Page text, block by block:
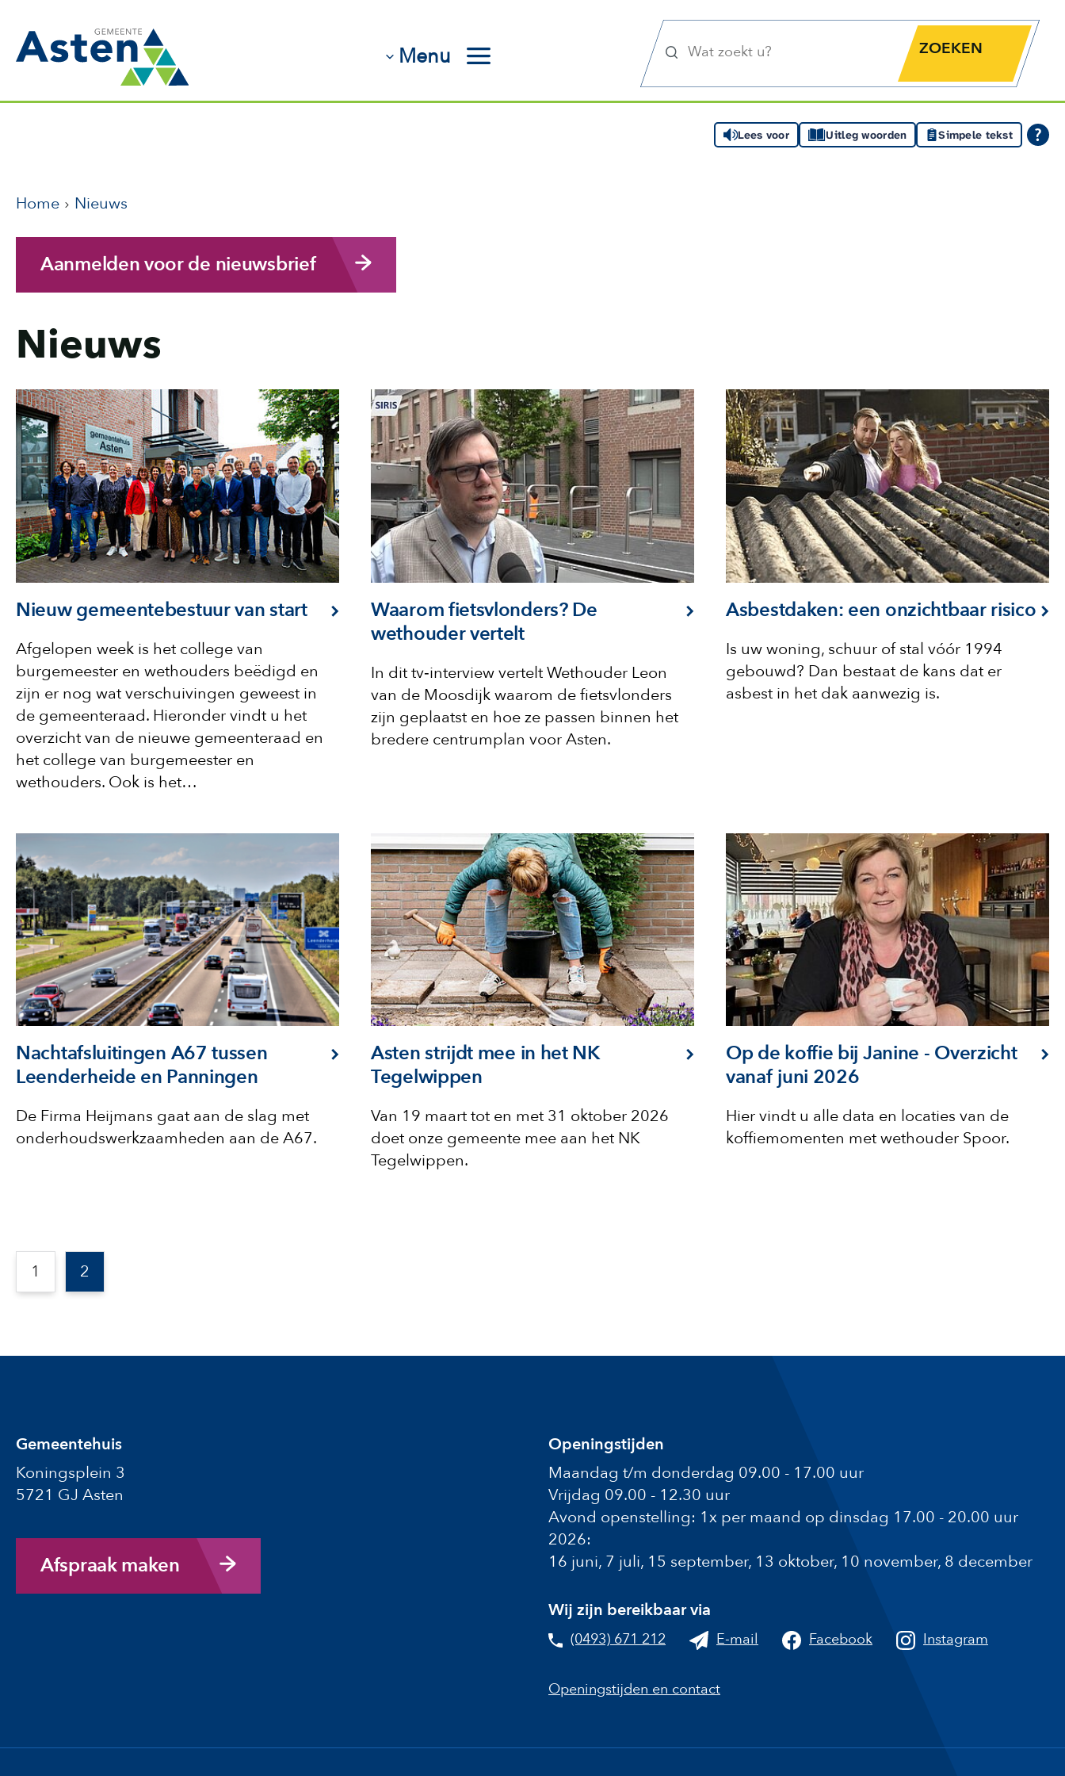
Menu
Zoekknop
Lees voor Uitleg woorden Simpele tekst
Home Nieuws
Aanmelden voor de nieuwsbrief
Nieuws
Nieuw gemeentebestuur van start
Afgelopen week is het college van
burgemeester en wethouders beëdigd en
zijn er nog wat verschuivingen geweest in
de gemeenteraad. Hieronder vindt u het
overzicht van de nieuwe gemeenteraad en
het college van burgemeester en
wethouders. Ook is het…
Waarom fietsvlonders? De
wethouder vertelt
In dit tv‑interview vertelt Wethouder Leon
van de Moosdijk waarom de fietsvlonders
zijn geplaatst en hoe ze passen binnen het
bredere centrumplan voor Asten.
Asbestdaken: een onzichtbaar risico
Is uw woning, schuur of stal vóór 1994
gebouwd? Dan bestaat de kans dat er
asbest in het dak aanwezig is.
Nachtafsluitingen A67 tussen
Leenderheide en Panningen
De Firma Heijmans gaat aan de slag met
onderhoudswerkzaamheden aan de A67.
Asten strijdt mee in het NK
Tegelwippen
Van 19 maart tot en met 31 oktober 2026
doet onze gemeente mee aan het NK
Tegelwippen.
Op de koffie bij Janine - Overzicht
vanaf juni 2026
Hier vindt u alle data en locaties van de
koffiemomenten met wethouder Spoor.
1 2
Gemeentehuis
Koningsplein 3
5721 GJ Asten
Afspraak maken
Openingstijden
Maandag t/m donderdag 09.00 - 17.00 uur
Vrijdag 09.00 - 12.30 uur
Avond openstelling: 1x per maand op dinsdag 17.00 - 20.00 uur
2026:
16 juni, 7 juli, 15 september, 13 oktober, 10 november, 8 december
Wij zijn bereikbaar via
(0493) 671 212 E-mail Facebook Instagram
Openingstijden en contact